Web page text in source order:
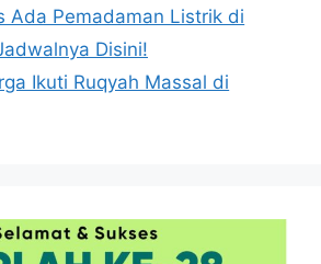
Ada Pemadaman Listrik di
Disini!
Ikuti Ruqyah Massal di